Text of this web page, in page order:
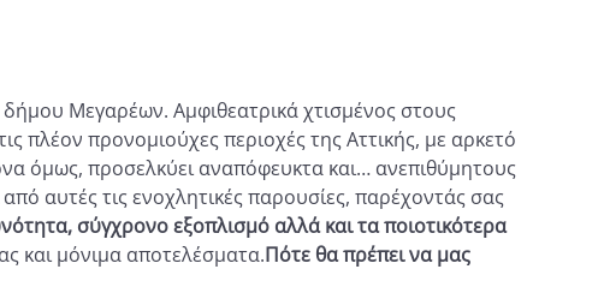
Μεγαρέων. Αμφιθεατρικά χτισμένος στους
πλέον προνομιούχες περιοχές της Αττικής, με αρκετό
όμως, προσελκύει αναπόφευκτα και… ανεπιθύμητους
αυτές τις ενοχλητικές παρουσίες, παρέχοντάς σας
σύγχρονο εξοπλισμό αλλά και τα ποιοτικότερα
και μόνιμα αποτελέσματα.Πότε θα πρέπει να μας